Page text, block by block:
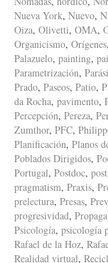
Nueva York, Nuevo,
Oiza, Olivetti, OMA,
Organicismo, Orígenes,
Palazuelo, painting,
Parametrización,
Prado, Paseos, Patio,
da Rocha, pavimento,
Percepción, Pereza,
Zumthor, PFC,
Planificación, Planos
Poblados Dirigidos,
Portugal, Postdoc,
pragmatism, Praxis,
prelectura, Presas,
progresividad,
Psicología, psicología
Rafael de la Hoz,
Realidad virtual,